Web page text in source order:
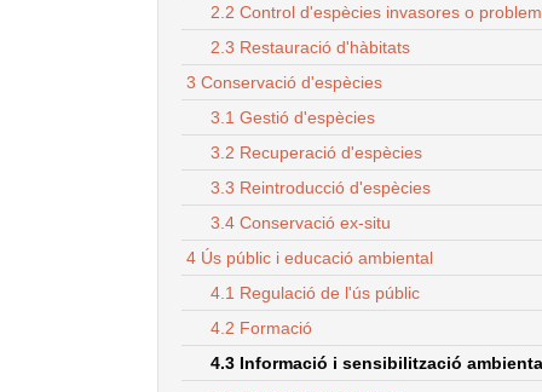
2.2 Control d'espècies invasores o
2.3 Restauració d'hàbitats
3 Conservació d'espècies
3.1 Gestió d'espècies
3.2 Recuperació d'espècies
3.3 Reintroducció d'espècies
3.4 Conservació ex-situ
4 Ús públic i educació ambiental
4.1 Regulació de l'ús públic
4.2 Formació
4.3 Informació i sensibilització